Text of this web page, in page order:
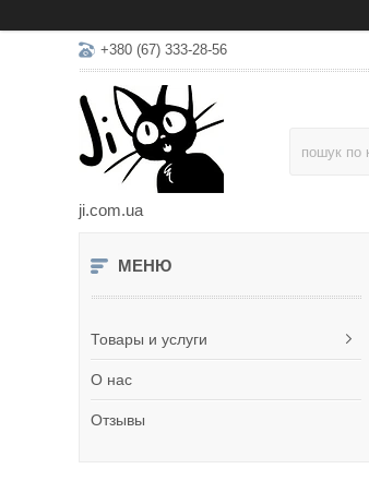
+380 (67) 333-28-56
ji.com.ua
Товары и услуги
О нас
Отзывы